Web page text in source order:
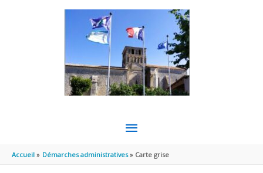
MENU
PRINCIPAL
Accueil Démarches administratives Carte grise